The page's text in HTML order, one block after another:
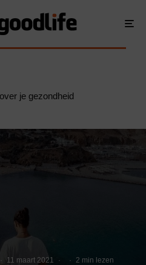
je gezondheid
· 11 maart 2021 · · 2 min lezen